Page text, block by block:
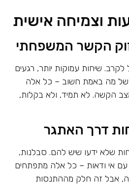
וצמיחה אישית
הקשר המשפחתי
שיחות עמוקות יותר, רגעים
מה באמת חשוב – כל אלה
הקשה. לא תמיד, ולא בקלות,
דרך האתגר
שלא ידעו שיש להם. סבלנות,
עם אי ודאות – כל אלה מתפתחים
אבל זה חלק מההתנסות